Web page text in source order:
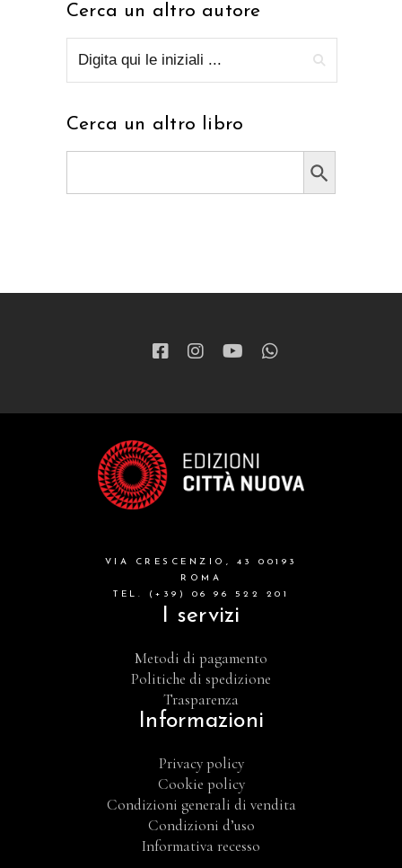
Cerca un altro autore
Cerca un altro libro
Search Button
VIA CRESCENZIO, 43 00193
ROMA
TEL. (+39) 06 96 522 201
I servizi
Metodi di pagamento
Politiche di spedizione
Trasparenza
Informazioni
Privacy policy
Cookie policy
Condizioni generali di vendita
Condizioni d’uso
Informativa recesso